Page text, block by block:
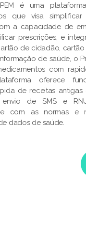
é uma
que visa
a capacidade de
prescrições, e
de cidadão,
de saúde, o
com
oferece
de receitas
envio de SMS e
com as normas e
dados de saúde.